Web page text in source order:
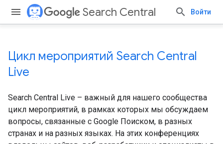
Search Central Войти
Цикл мероприятий Search Central
Live
Search Central Live – важный для нашего сообщества
цикл мероприятий, в рамках которых мы обсуждаем
вопросы, связанные с Google Поиском, в разных
странах и на разных языках. На этих конференциях